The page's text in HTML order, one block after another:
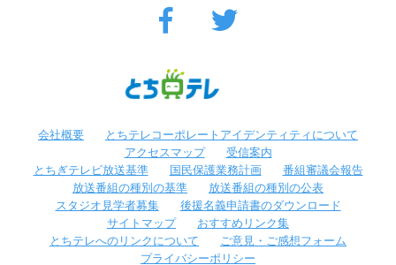
会社概要
とちテレコーポレートアイデンティティについて
アクセスマップ
受信案内
とちぎテレビ放送基準
国民保護業務計画
番組審議会報告
放送番組の種別の基準
放送番組の種別の公表
スタジオ見学者募集
後援名義申請書のダウンロード
サイトマップ
おすすめリンク集
とちテレへのリンクについて
ご意見・ご感想フォーム
プライバシーポリシー